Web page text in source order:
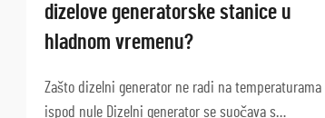
dizelove generatorske stanice u
hladnom vremenu?
Zašto dizelni generator ne radi na temperaturama
ispod nule Dizelni generator se suočava s